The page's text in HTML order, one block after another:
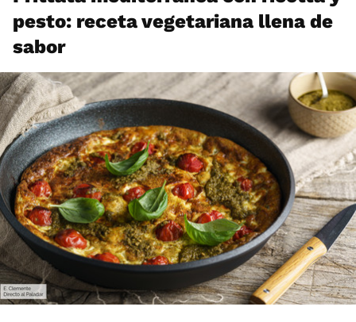
pesto: receta vegetariana llena de
sabor